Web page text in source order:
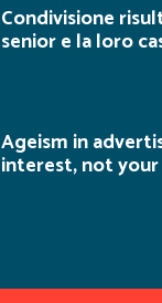
Condivisione
senior e la loro
Ageism in
interest, not